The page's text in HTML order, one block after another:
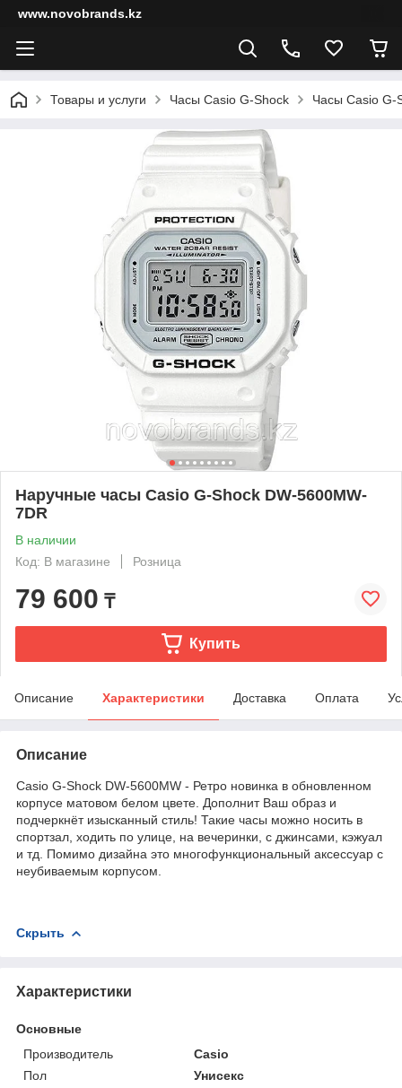
www.novobrands.kz
Товары и услуги Часы Casio G-Shock Часы Casio G-
Наручные часы Casio G-Shock DW-5600MW-
7DR
В наличии
Код: В магазине
Розница
79 600 ₸
Купить
Описание Характеристики Доставка Оплата
Описание
Casio G-Shock DW-5600MW - Ретро новинка в обновленном
корпусе матовом белом цвете. Дополнит Ваш образ и
подчеркнёт изысканный стиль! Такие часы можно носить в
спортзал, ходить по улице, на вечеринки, с джинсами, кэжуал
и тд. Помимо дизайна это многофункциональный аксессуар с
неубиваемым корпусом.
Скрыть
Характеристики
Основные
Производитель
Casio
Пол
Унисекс